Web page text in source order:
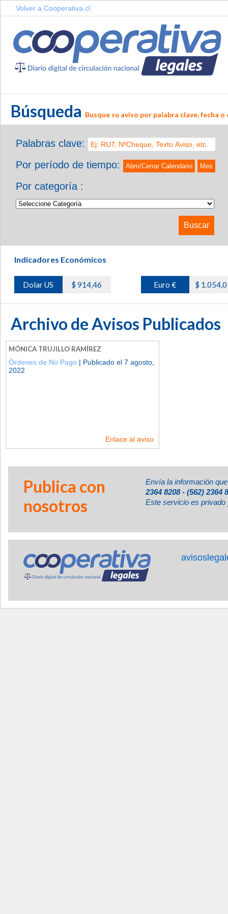
Volver a Cooperativa.cl
Búsqueda Busque su aviso por palabra clave, fecha
Palabras clave:
Por período de tiempo:
Abrir/Cerrar Calendario Mes
Por categoría :
Indicadores Económicos
Dolar US $ 914,46 Euro € $
Archivo de Avisos Publicados
MÓNICA TRUJILLO RAMÍREZ
Órdenes de No Pago | Publicado el 7 agosto,
2022
Enlace al aviso
Publica con
nosotros
Envía la información
2364 8208 - (562) 2364
Este servicio es privado